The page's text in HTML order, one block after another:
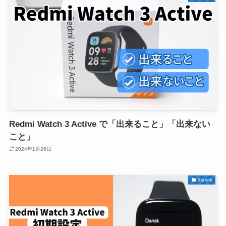
Redmi Watch 3 Active で「出来ること」「出来ない
こと」
2024年1月26日
Xiaomi